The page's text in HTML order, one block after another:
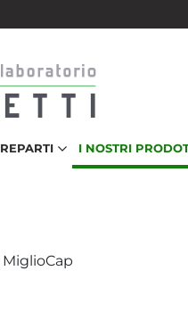
REPARTI I NOSTRI